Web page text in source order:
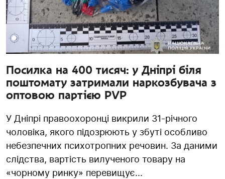
Посилка на 400 тисяч: у Дніпрі біля
поштомату затримали наркозбувача з
оптовою партією PVP
У Дніпрі правоохоронці викрили 31-річного
чоловіка, якого підозрюють у збуті особливо
небезпечних психотропних речовин. За даними
слідства, вартість вилученого товару на
«чорному ринку» перевищує...